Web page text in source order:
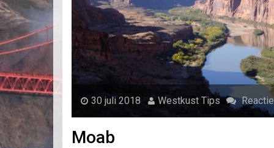
30 juli 2018 Westkust Tips
Moab